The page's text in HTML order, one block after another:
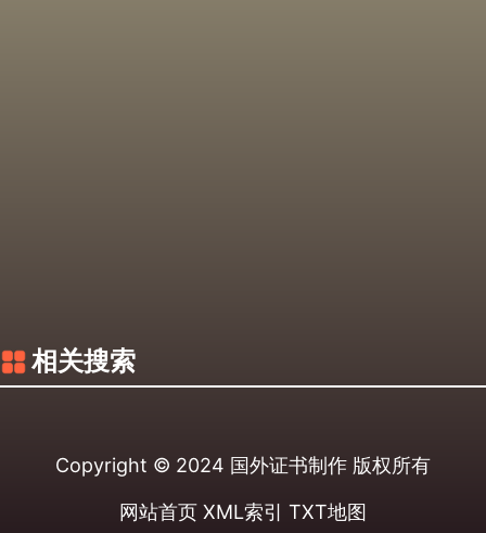
相关搜索
Copyright © 2024 国外证书制作 版权所有
网站首页 XML索引 TXT地图